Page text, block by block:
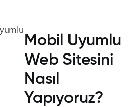
Mobil Uyumlu
Web Sitesini
Nasıl
Yapıyoruz?